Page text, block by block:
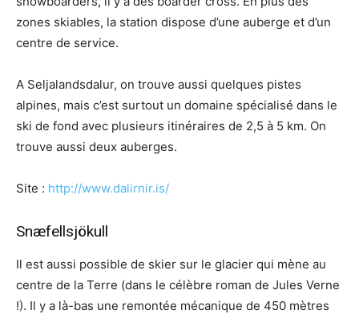
zones skiables, la station dispose d’une auberge et d’un
centre de service.
A Seljalandsdalur, on trouve aussi quelques pistes
alpines, mais c’est surtout un domaine spécialisé dans le
ski de fond avec plusieurs itinéraires de 2,5 à 5 km. On
trouve aussi deux auberges.
Site : http://www.dalirnir.is/
Snæfellsjökull
Il est aussi possible de skier sur le glacier qui mène au
centre de la Terre (dans le célèbre roman de Jules Verne
!). Il y a là-bas une remontée mécanique de 450 mètres